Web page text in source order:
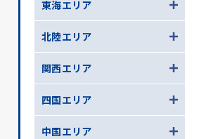
東海エリア
北陸エリア
関西エリア
四国エリア
中国エリア